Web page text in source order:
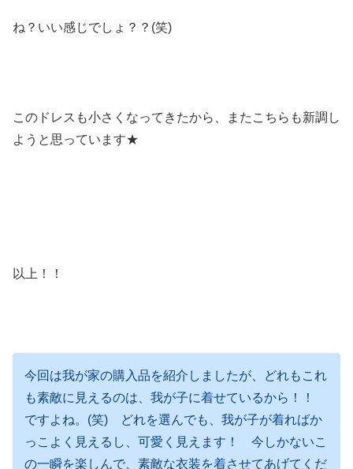
ね？いい感じでしょ？？(笑)
このドレスも小さくなってきたから、またこちらも新調し
ようと思っています★
以上！！
今回は我が家の購入品を紹介しましたが、どれもこれ
も素敵に見えるのは、我が子に着せているから！！
ですよね。(笑) どれを選んでも、我が子が着ればか
っこよく見えるし、可愛く見えます！ 今しかないこ
の一瞬を楽しんで、素敵な衣装を着させてあげてくだ